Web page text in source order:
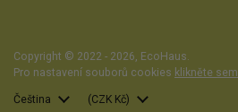
Copyright © 2022 - 2026, EcoHaus
Pro nastavení souborů cookies klikněte sem
Jazyk
Čeština Země/region
(CZK Kč)